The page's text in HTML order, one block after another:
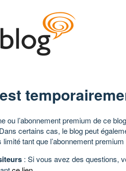
ou l’abonnement premium de ce
certains cas, le blog peut
tant que l’abonnement premium
: Si vous avez des questions,